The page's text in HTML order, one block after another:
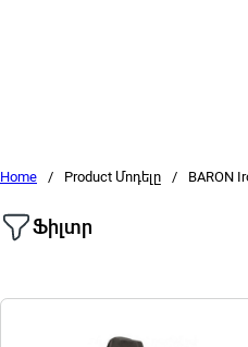
Home / Product Մոդելը / BARON
Ֆիլտր